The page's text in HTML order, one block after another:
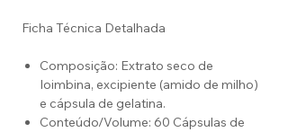
Ficha Técnica Detalhada
Composição: Extrato seco de
Ioimbina, excipiente (amido de milho)
e cápsula de gelatina.
Conteúdo/Volume: 60 Cápsulas de